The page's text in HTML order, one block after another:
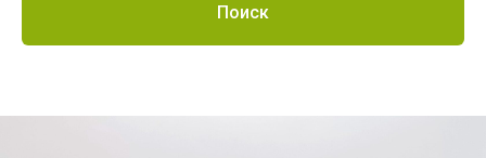
Поиск